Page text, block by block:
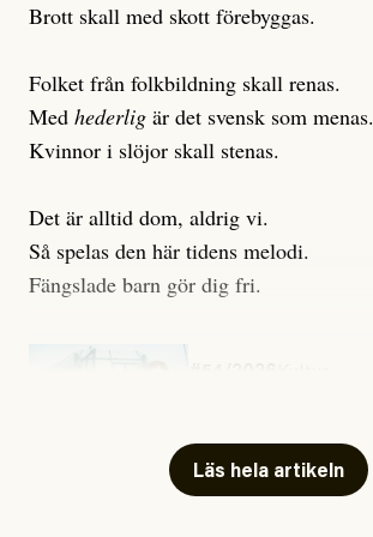
Brott skall med skott förebyggas.
Folket från folkbildning skall renas.
Med hederlig är det svensk som menas.
Kvinnor i slöjor skall stenas.
Det är alltid dom, aldrig vi.
Så spelas den här tidens melodi.
Fängslade barn gör dig fri.
Läs hela artikeln